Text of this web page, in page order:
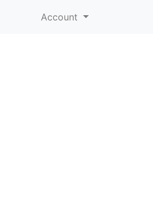
Account